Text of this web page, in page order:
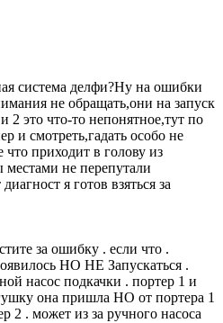
система делфи?Ну на ошибки
не обращать,они на запуск
2 это что-то непонятное,тут по
и смотреть,гадать особо не
приходит в голову из
местами не перепутали
я готов взяться за
за ошибку . если что .
НО НЕ Запускаться .
насос подкачки . портер 1 и
она пришла НО от портера 1
2 . может из за ручного насоса